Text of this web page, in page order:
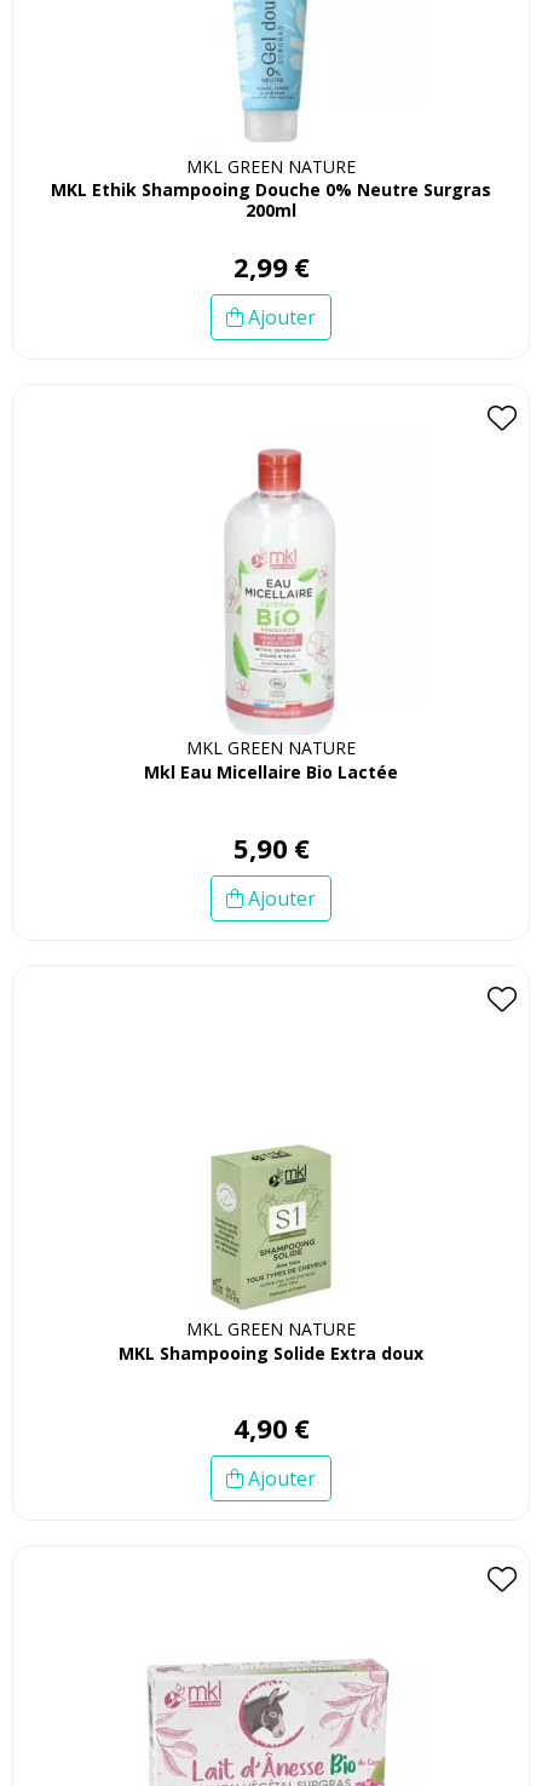
MKL GREEN NATURE
MKL Ethik Shampooing Douche 0% Neutre Surgras
200ml
2,99 €
Ajouter
MKL GREEN NATURE
Mkl Eau Micellaire Bio Lactée
5,90 €
Ajouter
MKL GREEN NATURE
MKL Shampooing Solide Extra doux
4,90 €
Ajouter